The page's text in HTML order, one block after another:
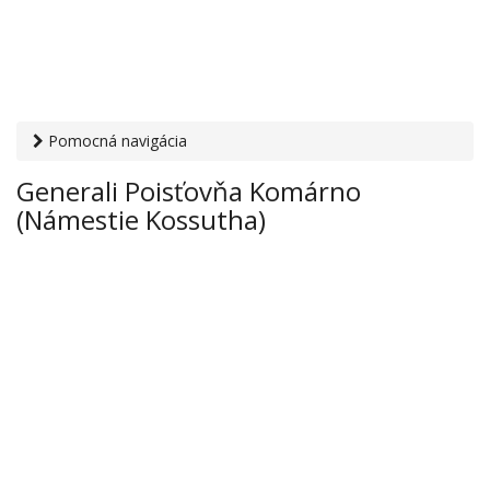
Pomocná navigácia
Poisťovňa Komárno (Námestie Kossutha)
Generali Poisťovňa Komárno
(Námestie Kossutha)